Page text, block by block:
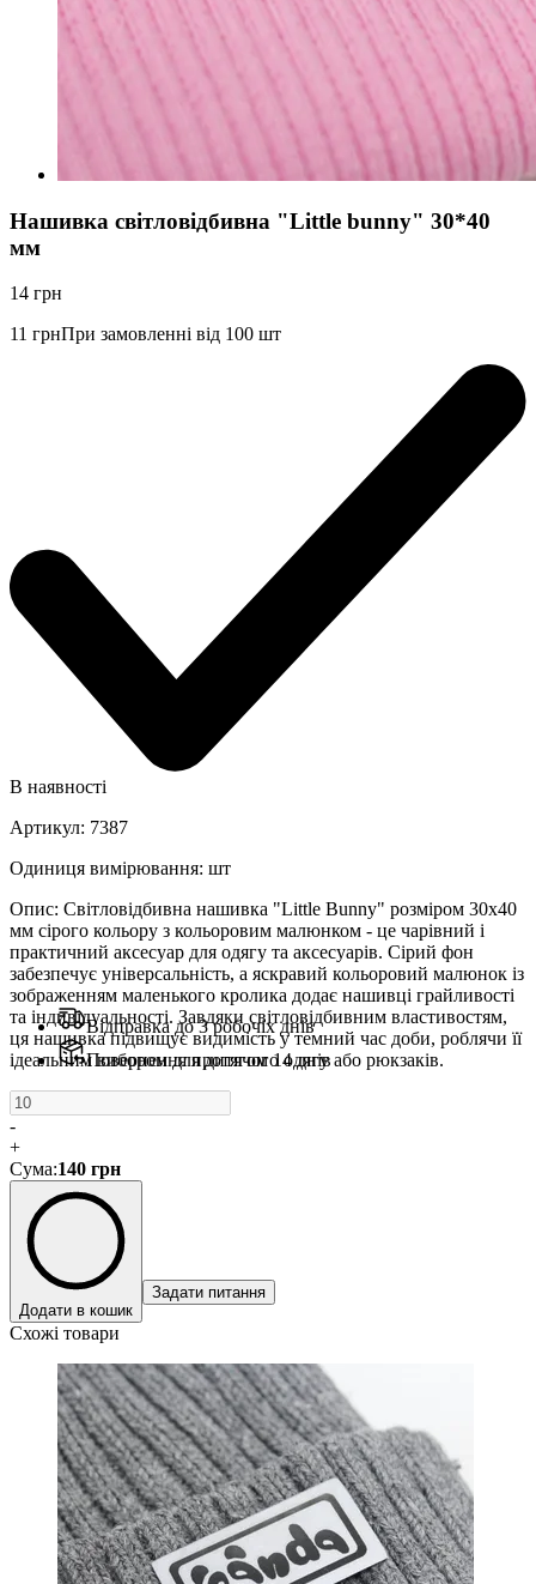
Нашивка світловідбивна "Little bunny" 30*40
мм
14 грн
11 грнПри замовленні від 100 шт
В наявності
Артикул: 7387
Одиниця вимірювання: шт
Опис: Світловідбивна нашивка "Little Bunny" розміром 30x40
мм сірого кольору з кольоровим малюнком - це чарівний і
практичний аксесуар для одягу та аксесуарів. Сірий фон
забезпечує універсальність, а яскравий кольоровий малюнок із
зображенням маленького кролика додає нашивці грайливості
та індивідуальності. Завдяки світловідбивним властивостям,
ця нашивка підвищує видимість у темний час доби, роблячи її
ідеальним вибором для дитячого одягу або рюкзаків.
Відправка до 3 робочіх днів
Повернення протягом 14 днів
-
+
Сума:140 грн
Додати в кошик
Задати питання
Схожі товари